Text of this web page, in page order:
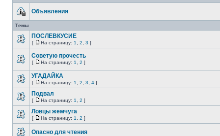
Объявления
Темы
ПОСЛЕВКУСИЕ
[ На страницу: 1 2 3 ]
Советую прочесть
[ На страницу: 1 2 ]
УГАДАЙКА
[ На страницу: 1 2 3 4 ]
Подвал
[ На страницу: 1 2 ]
Ловцы жемчуга
[ На страницу: 1 2 ]
Опасно для чтения